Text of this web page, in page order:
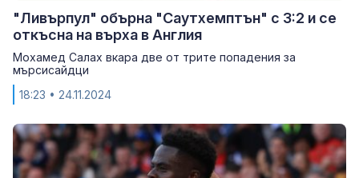
"Ливърпул" обърна "Саутхемптън" с 3:2 и се
откъсна на върха в Англия
Мохамед Салах вкара две от трите попадения за
мърсисайдци
18:23 • 24.11.2024